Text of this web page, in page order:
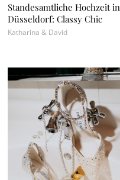
Standesamtliche Hochzeit in
Düsseldorf: Classy Chic
Katharina & David